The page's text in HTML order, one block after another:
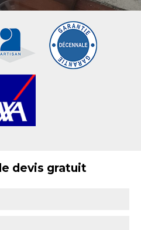
devis gratuit